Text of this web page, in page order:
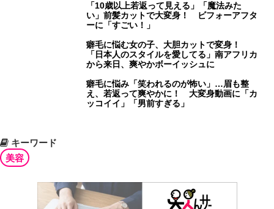
「10歳以上若返って見える」「魔法みた
い」前髪カットで大変身！ ビフォーアフタ
ーに「すごい！」
癖毛に悩む女の子、大胆カットで変身！
「日本人のスタイルを愛してる」南アフリカ
から来日、爽やかボーイッシュに
癖毛に悩み「笑われるのが怖い」…眉も整
え、若返って爽やかに！ 大変身動画に「カ
ッコイイ」「男前すぎる」
キーワード
美容